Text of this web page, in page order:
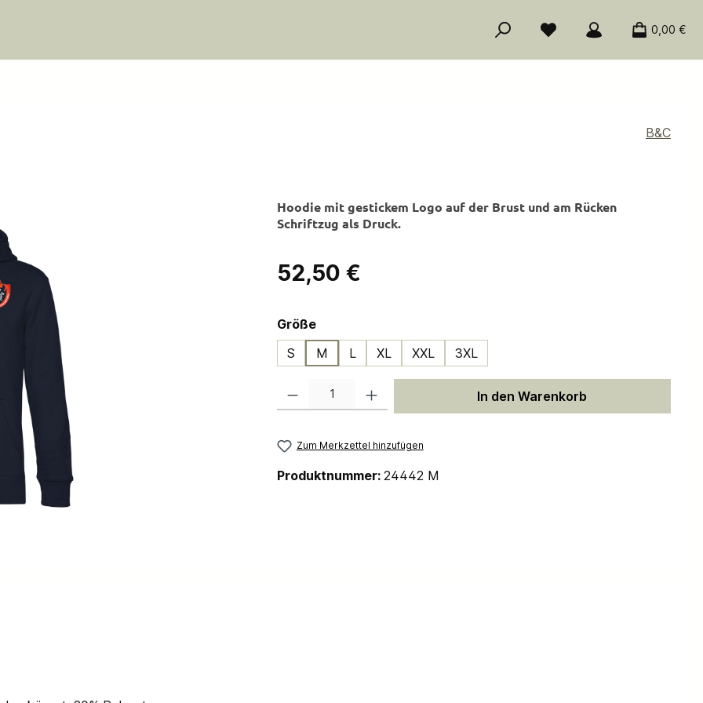
0,00 €
B&C
Hoodie mit gestickem Logo auf der Brust und am Rücken
Schriftzug als Druck.
Regulärer Preis:
52,50 €
Größeauswählen
S
M L XL XXL 3XL
In den Warenkorb
Zum Merkzettel hinzufügen
Produktnummer: 24442 M